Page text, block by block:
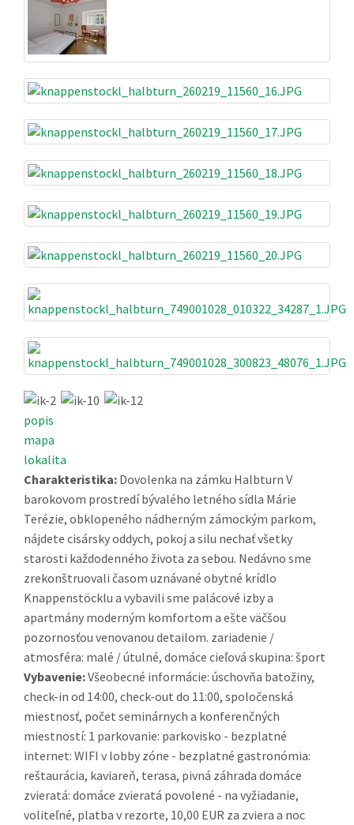
popis
mapa
lokalita
Charakteristika: Dovolenka na zámku Halbturn V
barokovom prostredí bývalého letného sídla Márie
Terézie, obklopeného nádherným zámockým parkom,
nájdete cisársky oddych, pokoj a silu nechať všetky
starosti každodenného života za sebou. Nedávno sme
zrekonštruovali časom uznávané obytné krídlo
Knappenstöcklu a vybavili sme palácové izby a
apartmány moderným komfortom a ešte väčšou
pozornosťou venovanou detailom. zariadenie /
atmosféra: malé / útulné, domáce cieľová skupina: šport
Vybavenie:Všeobecné informácie: úschovňa batožiny,
check-in od 14:00, check-out do 11:00, spoločenská
miestnosť, počet seminárnych a konferenčných
miestností: 1 parkovanie: parkovisko - bezplatné
internet: WIFI v lobby zóne - bezplatné gastronómia:
reštaurácia, kaviareň, terasa, pivná záhrada domáce
zvieratá: domáce zvieratá povolené - na vyžiadanie,
voliteľné, platba v rezorte, 10,00 EUR za zviera a noc